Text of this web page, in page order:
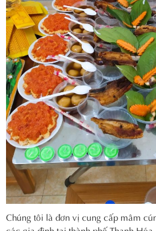
Chúng tôi là đơn vị cung cấp mâm